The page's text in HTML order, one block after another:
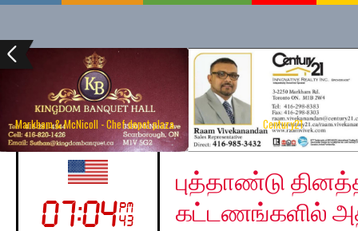
Markham & McNicoll - Chef depot plaza Century21
UK (London) Wednesday, January
புத்தாண்டு
கட்டணங்களில்